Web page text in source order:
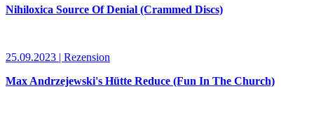
Nihiloxica Source Of Denial (Crammed Discs)
25.09.2023 | Rezension
Max Andrzejewski's Hütte Reduce (Fun In The Church)